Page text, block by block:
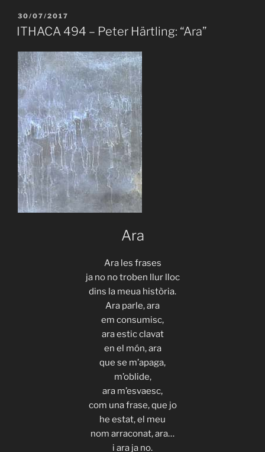
Ausländer:
PUBLICAT
A
30/07/2017
ITHACA 494 – Peter Härtling: “Ara”
Ara
Ara les frases
ja no no troben llur lloc
dins la meua història.
Ara parle, ara
em consumisc,
ara estic clavat
en el món, ara
que se m’apaga,
m’oblide,
ara m’esvaesc,
com una frase, que jo
he estat, el meu
nom arraconat, ara…
i ara ja no.